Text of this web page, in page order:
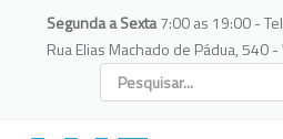
Segunda a Sexta7:00 as 19:00 -
Rua Elias Machado de Pádua, 540